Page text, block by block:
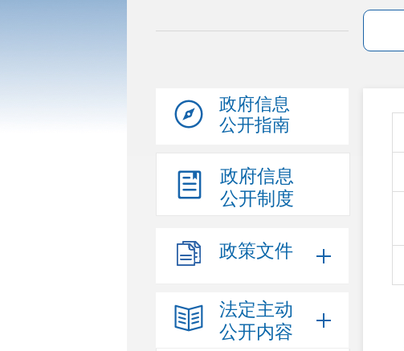
政府信息
公开指南
政府信息
公开制度
政策文件
法定主动
公开内容